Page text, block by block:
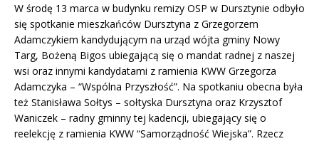
W środę 13 marca w budynku remizy OSP w Dursztynie odbyło
się spotkanie mieszkańców Dursztyna z Grzegorzem
Adamczykiem kandydującym na urząd wójta gminy Nowy
Targ, Bożeną Bigos ubiegającą się o mandat radnej z naszej
wsi oraz innymi kandydatami z ramienia KWW Grzegorza
Adamczyka – “Wspólna Przyszłość”. Na spotkaniu obecna była
też Stanisława Sołtys – sołtyska Dursztyna oraz Krzysztof
Waniczek – radny gminny tej kadencji, ubiegający się o
reelekcję z ramienia KWW “Samorządność Wiejska”. Rzecz